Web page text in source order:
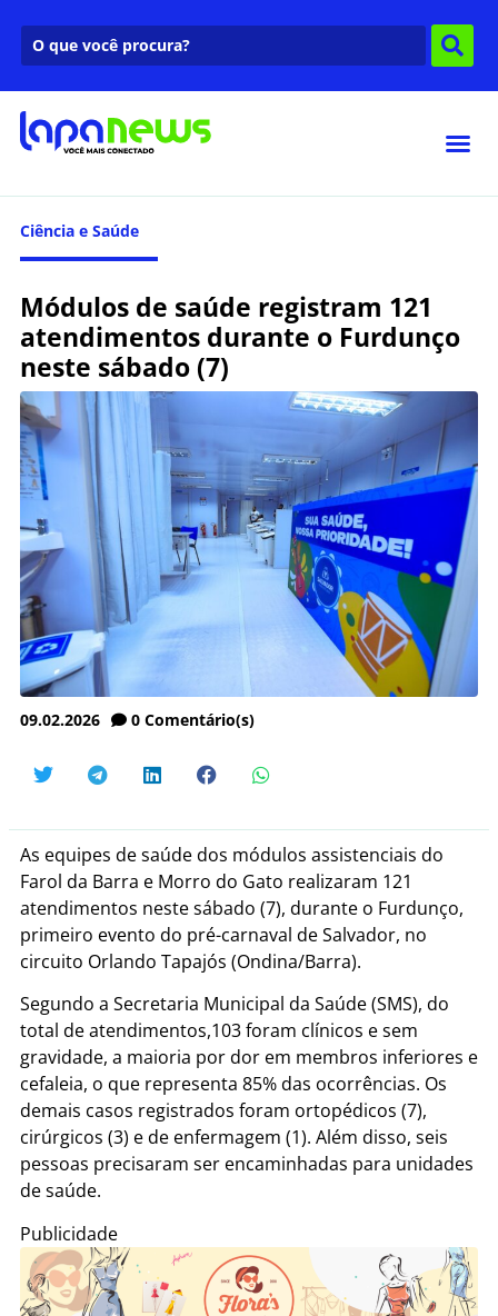
Ciência e Saúde
Módulos de saúde registram 121
atendimentos durante o Furdunço
neste sábado (7)
09.02.2026 0 Comentário(s)
As equipes de saúde dos módulos assistenciais do
Farol da Barra e Morro do Gato realizaram 121
atendimentos neste sábado (7), durante o Furdunço,
primeiro evento do pré-carnaval de Salvador, no
circuito Orlando Tapajós (Ondina/Barra).
Segundo a Secretaria Municipal da Saúde (SMS), do
total de atendimentos,103 foram clínicos e sem
gravidade, a maioria por dor em membros inferiores e
cefaleia, o que representa 85% das ocorrências. Os
demais casos registrados foram ortopédicos (7),
cirúrgicos (3) e de enfermagem (1). Além disso, seis
pessoas precisaram ser encaminhadas para unidades
de saúde.
Publicidade